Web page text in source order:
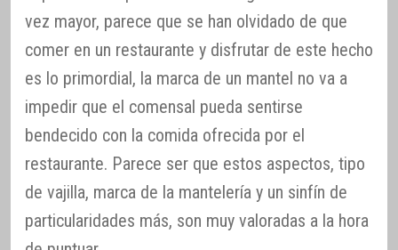
vez mayor, parece que se han olvidado de que
comer en un restaurante y disfrutar de este hecho
es lo primordial, la marca de un mantel no va a
impedir que el comensal pueda sentirse
bendecido con la comida ofrecida por el
restaurante. Parece ser que estos aspectos, tipo
de vajilla, marca de la mantelería y un sinfín de
particularidades más, son muy valoradas a la hora